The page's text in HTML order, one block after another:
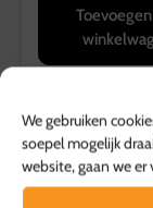
We gebruiken
soepel mogelijk
website, gaan we